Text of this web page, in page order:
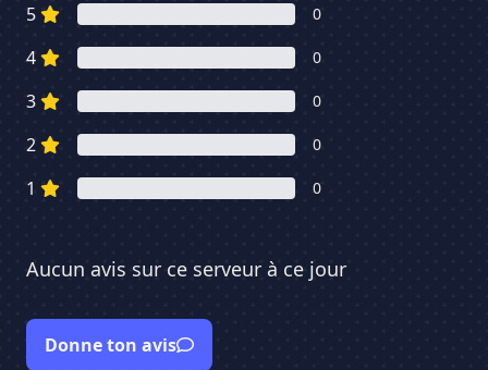
5 0
4 0
3 0
2 0
1 0
Aucun avis sur ce serveur à ce jour
Donne ton avis